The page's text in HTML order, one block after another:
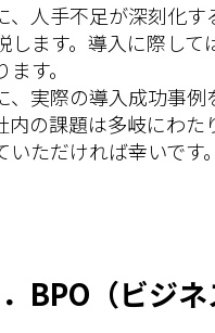
、人手不足が深刻化
します。導入に際し
す。
、実際の導入成功事
内の課題は多岐にわ
いただければ幸いです。
BPO（ビジ